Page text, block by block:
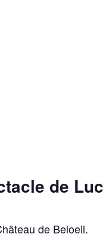
de Luc
de Beloeil.